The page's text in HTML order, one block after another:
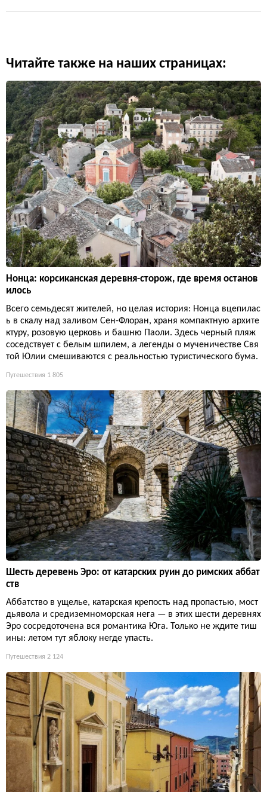
Читайте также на наших страницах:
Нонца: корсиканская деревня-сторож, где время останов
илось
Всего семьдесят жителей, но целая история: Нонца вцепилас
ь в скалу над заливом Сен-Флоран, храня компактную архите
ктуру, розовую церковь и башню Паоли. Здесь черный пляж
соседствует с белым шпилем, а легенды о мученичестве Свя
той Юлии смешиваются с реальностью туристического бума.
Путешествия 1 805
Шесть деревень Эро: от катарских руин до римских аббат
ств
Аббатство в ущелье, катарская крепость над пропастью, мост
дьявола и средиземноморская нега — в этих шести деревнях
Эро сосредоточена вся романтика Юга. Только не ждите тиш
ины: летом тут яблоку негде упасть.
Путешествия 2 124